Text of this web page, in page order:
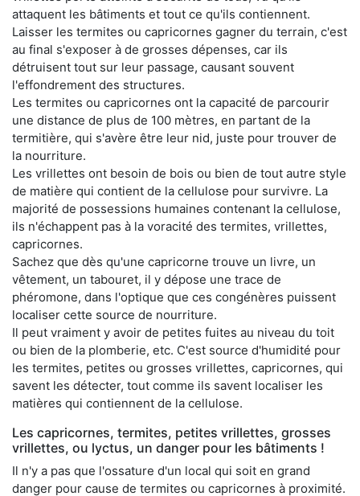
attaquent les bâtiments et tout ce qu'ils contiennent.
Laisser les termites ou capricornes gagner du terrain, c'est
au final s'exposer à de grosses dépenses, car ils
détruisent tout sur leur passage, causant souvent
l'effondrement des structures.
Les termites ou capricornes ont la capacité de parcourir
une distance de plus de 100 mètres, en partant de la
termitière, qui s'avère être leur nid, juste pour trouver de
la nourriture.
Les vrillettes ont besoin de bois ou bien de tout autre style
de matière qui contient de la cellulose pour survivre. La
majorité de possessions humaines contenant la cellulose,
ils n'échappent pas à la voracité des termites, vrillettes,
capricornes.
Sachez que dès qu'une capricorne trouve un livre, un
vêtement, un tabouret, il y dépose une trace de
phéromone, dans l'optique que ces congénères puissent
localiser cette source de nourriture.
Il peut vraiment y avoir de petites fuites au niveau du toit
ou bien de la plomberie, etc. C'est source d'humidité pour
les termites, petites ou grosses vrillettes, capricornes, qui
savent les détecter, tout comme ils savent localiser les
matières qui contiennent de la cellulose.
Les capricornes, termites, petites vrillettes, grosses
vrillettes, ou lyctus, un danger pour les bâtiments !
Il n'y a pas que l'ossature d'un local qui soit en grand
danger pour cause de termites ou capricornes à proximité.